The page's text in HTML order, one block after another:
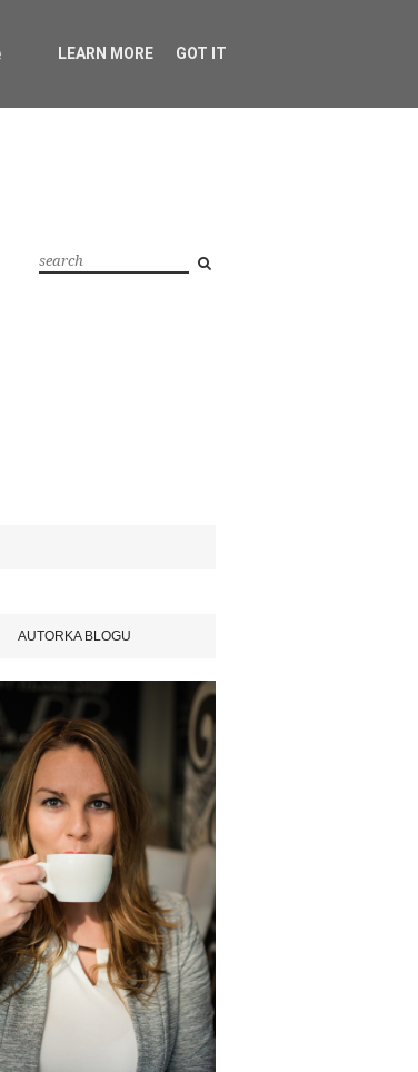
AUTORKA BLOGU
LEARN MORE GOT IT